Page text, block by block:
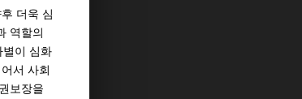
더욱 심
역할의
별이 심화
서 사회
보장을